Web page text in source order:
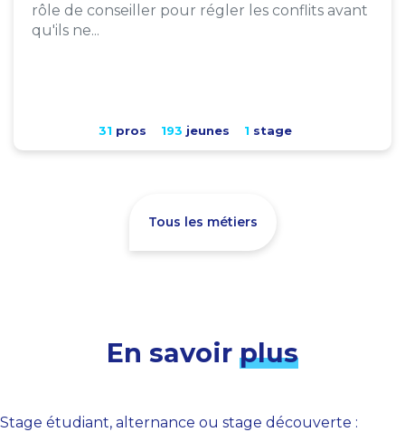
rôle de conseiller pour régler les conflits avant
qu'ils ne...
31 pros 193 jeunes 1 stage
Tous les métiers
En savoir plus
Stage étudiant, alternance ou stage découverte :